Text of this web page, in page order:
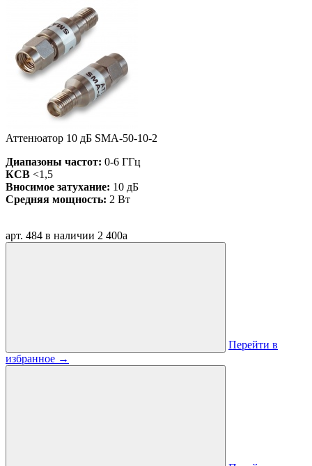
Аттенюатор 10 дБ SMA-50-10-2
Диапазоны частот: 0-6 ГГц
КСВ <1,5
Вносимое затухание: 10 дБ
Средняя мощность: 2 Вт
арт. 484 в наличии 2 400a
Перейти в
избранное →